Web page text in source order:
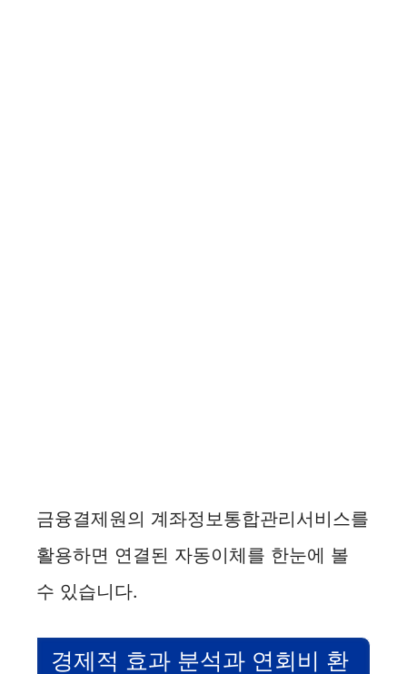
금융결제원의 계좌정보통합관리서비스를
활용하면 연결된 자동이체를 한눈에 볼
수 있습니다.
경제적 효과 분석과 연회비 환